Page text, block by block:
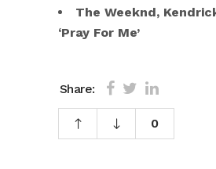
The Weeknd,
‘Pray For Me’
Share:
0